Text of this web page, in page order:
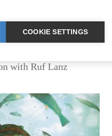
for animals.
with Ruf Lanz
COOKIE SETTINGS